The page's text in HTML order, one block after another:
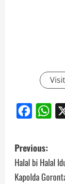
Post
Previous:
Halal bi Halal
Kapolda